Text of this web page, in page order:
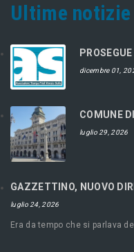
Ultime notizie
dicembre 01,
luglio 29, 2026
GAZZETTINO, NUOVO
luglio 24, 2026
Era da tempo che si parlava